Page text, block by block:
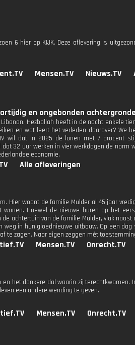
6 hier op KIJK. Deze aflevering is
Mensen.TV Nieuws.TV
en ongebonden
Hezbollah heeft in de nacht enkele
en wat leert het verleden daarover? We
wil dat in 2025 de lonen met 7 procent
32 uur werken in vier werkdagen de norm
economie.
Alle afleveringen
Hier woont de familie Mulder al 45 jaar
Hoewel de nieuwe buren op het
achtertuin van de familie Mulder, vlak
in hun gloednieuwe uitbouw. Op een
te zagen. Naar eigen zeggen mét
Mensen.TV Onrecht.TV
het donkere dal waarin zij terechtkwamen.
een andere wending te geven.
Mensen.TV Onrecht.TV